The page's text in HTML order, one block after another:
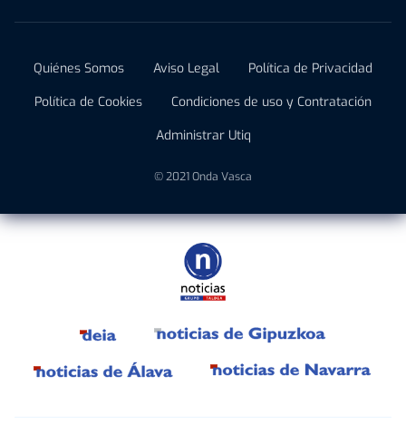
Quiénes Somos Aviso Legal
Política de Privacidad
Política de Cookies
Condiciones de uso y Contratación
Administrar Utiq
© 2021 Onda Vasca